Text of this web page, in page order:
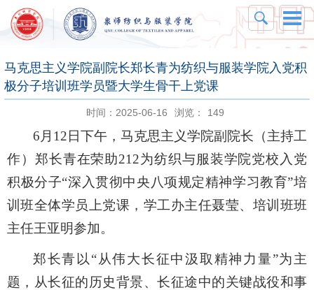
马克思主义学院副院长郑长青为纺织与服装学院入党积
极分子培训班学员暨大学生骨干上党课
时间：2025-06-16 浏览： 149
6月1 2 日下午 ，马克思主义学院副院长 （主持工
作） 郑长青在荣助212为纺织与服装学院党校入党
积极分子“深入贯彻中央八项规定精神学习教育”培
训班全体学员
上党课， 学工办主任聂莹、 培训班班
主任王亚明参加。
郑长青以 “从伟大长征中汲取精神力量”为主
题，从长征的历史背景、长征途中的关键战役和事